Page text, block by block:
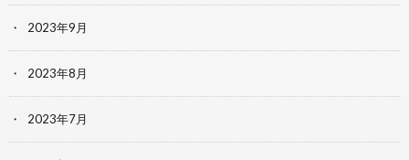
2023年9月
2023年8月
2023年7月